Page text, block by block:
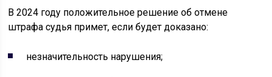
В 2024 году положительное решение об отмене
штрафа судья примет, если будет доказано:
незначительность нарушения;